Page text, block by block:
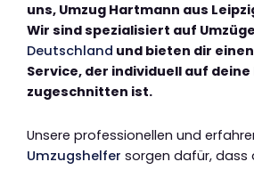
uns, Umzug Hartmann aus
Wir sind spezialisiert auf
Deutschland und bieten dir
Service, der individuell auf
zugeschnitten ist.
Unsere professionellen und
Umzugshelfer sorgen dafür, dass